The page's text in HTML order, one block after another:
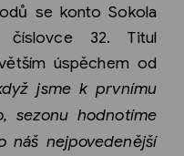
se konto Sokola
číslovce 32. Titul
úspěchem od
jsme k prvnímu
sezonu hodnotíme
náš nejpovedenější